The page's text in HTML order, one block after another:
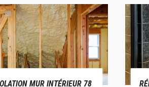
MUR INTÉRIEUR 78